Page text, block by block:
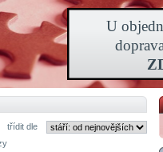
třídit dle